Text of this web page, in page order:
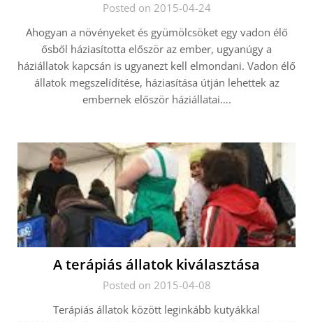
Posted on 2015-04-24
Ahogyan a növényeket és gyümölcsöket egy vadon élő
ősből háziasította először az ember, ugyanúgy a
háziállatok kapcsán is ugyanezt kell elmondani. Vadon élő
állatok megszelídítése, háziasítása útján lehettek az
embernek először háziállatai….
A terápiás állatok kiválasztása
Posted on 2015-04-08
Terápiás állatok között leginkább kutyákkal